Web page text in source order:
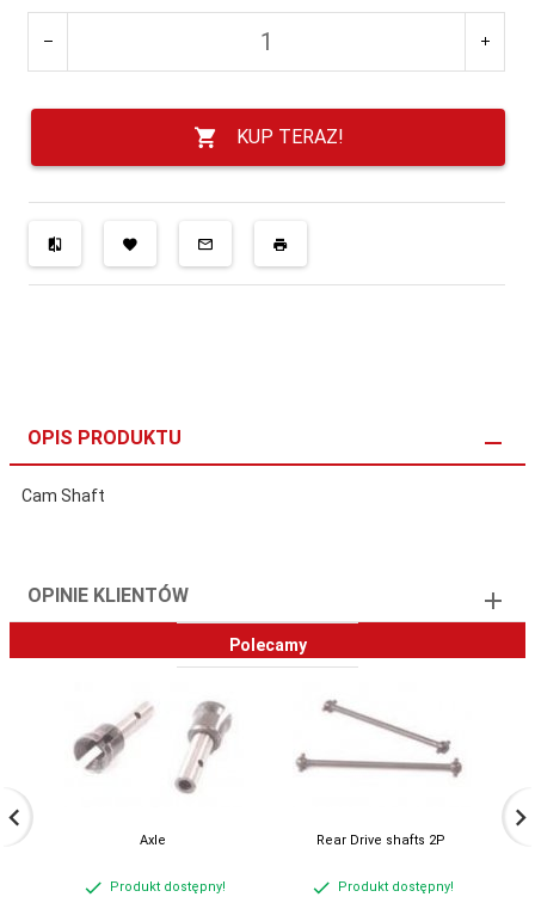
KUP TERAZ!
OPIS PRODUKTU
Cam Shaft
OPINIE KLIENTÓW
Polecamy
Axle
Produkt dostępny!
Rear Drive shafts 2P
Produkt dostępny!